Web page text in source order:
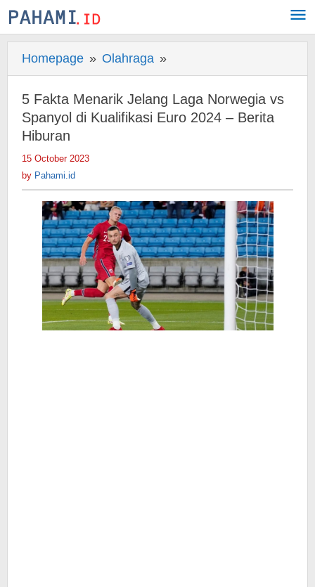
Skip
to
Homepage » Olahraga »
Fakta
Menarik
Jelang
Spanyol
di
Kualifikasi
Euro
2024
-
Berita
Hiburan
5 Fakta Menarik Jelang Laga Norwegia vs
Spanyol di Kualifikasi Euro 2024 – Berita
Hiburan
15 October 2023
by Pahami.id